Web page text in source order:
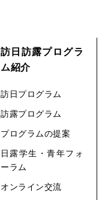
訪日訪露プログラ
ム紹介
訪日プログラム
訪露プログラム
プログラムの提案
日露学生・青年フォ
ーラム
オンライン交流